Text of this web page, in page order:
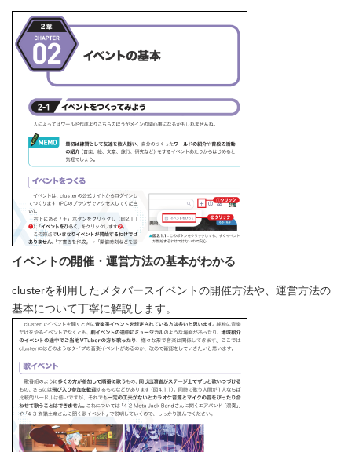
イベントの開催・運営方法の基本がわかる
clusterを利用したメタバースイベントの開催方法や、運営方法の
基本について丁寧に解説します。